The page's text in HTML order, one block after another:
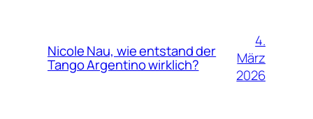
Nicole Nau, wie entstand der
Tango Argentino wirklich?
4.
März
2026